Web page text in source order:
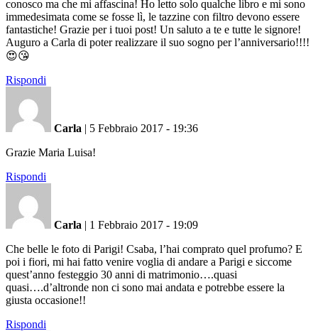
conosco ma che mi affascina! Ho letto solo qualche libro e mi sono
immedesimata come se fosse lì, le tazzine con filtro devono essere
fantastiche! Grazie per i tuoi post! Un saluto a te e tutte le signore!
Auguro a Carla di poter realizzare il suo sogno per l’anniversario!!!!
😍😘
Rispondi
Carla | 5 Febbraio 2017 - 19:36
Grazie Maria Luisa!
Rispondi
Carla | 1 Febbraio 2017 - 19:09
Che belle le foto di Parigi! Csaba, l’hai comprato quel profumo? E
poi i fiori, mi hai fatto venire voglia di andare a Parigi e siccome
quest’anno festeggio 30 anni di matrimonio….quasi
quasi….d’altronde non ci sono mai andata e potrebbe essere la
giusta occasione!!
Rispondi